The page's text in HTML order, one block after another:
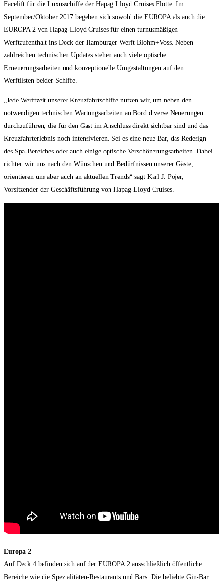
Facelift für die Luxusschiffe der Hapag Lloyd Cruises Flotte. Im
September/Oktober 2017 begeben sich sowohl die EUROPA als auch die
EUROPA 2 von Hapag-Lloyd Cruises für einen turnusmäßigen
Werftaufenthalt ins Dock der Hamburger Werft Blohm+Voss. Neben
zahlreichen technischen Updates stehen auch viele optische
Erneuerungsarbeiten und konzeptionelle Umgestaltungen auf den
Werftlisten beider Schiffe.
„Jede Werftzeit unserer Kreuzfahrtschiffe nutzen wir, um neben den
notwendigen technischen Wartungsarbeiten an Bord diverse Neuerungen
durchzuführen, die für den Gast im Anschluss direkt sichtbar sind und das
Kreuzfahrterlebnis noch intensivieren. Sei es eine neue Bar, das Redesign
des Spa-Bereiches oder auch einige optische Verschönerungsarbeiten. Dabei
richten wir uns nach den Wünschen und Bedürfnissen unserer Gäste,
orientieren uns aber auch an aktuellen Trends“ sagt Karl J. Pojer,
Vorsitzender der Geschäftsführung von Hapag-Lloyd Cruises.
Europa 2
Auf Deck 4 befinden sich auf der EUROPA 2 ausschließlich öffentliche
Bereiche wie die Spezialitäten-Restaurants und Bars. Die beliebte Gin-Bar